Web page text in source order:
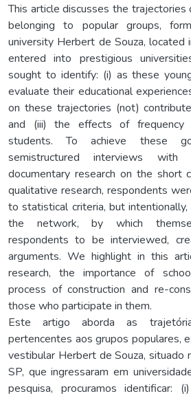
This article discusses the
belonging to popular groups,
university Herbert de Souza, located
entered into prestigious
sought to identify: (i) as these
evaluate their educational
on these trajectories (not)
and (iii) the effects of
students. To achieve these
semistructured interviews
documentary research on the short
qualitative research, respondents
to statistical criteria, but
the network, by which
respondents to be interviewed,
arguments. We highlight in this
research, the importance of
process of construction and re-
those who participate in them.
Este artigo aborda as
pertencentes aos grupos populares,
vestibular Herbert de Souza, situado
SP, que ingressaram em
pesquisa, procuramos identificar: